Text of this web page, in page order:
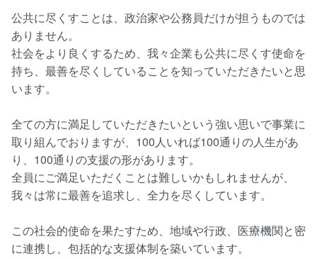
公共に尽くすことは、政治家や公務員だけが担うものでは
ありません。
社会をより良くするため、我々企業も公共に尽くす使命を
持ち、最善を尽くしていることを知っていただきたいと思
います。
全ての方に満足していただきたいという強い思いで事業に
取り組んでおりますが、100人いれば100通りの人生があ
り、100通りの支援の形があります。
全員にご満足いただくことは難しいかもしれませんが、
我々は常に最善を追求し、全力を尽くしています。
この社会的使命を果たすため、地域や行政、医療機関と密
に連携し、包括的な支援体制を築いています。